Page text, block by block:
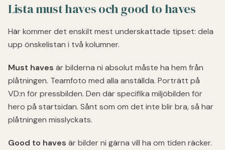
Lista must haves och good to haves
Här kommer det enskilt mest underskattade tipset: dela
upp önskelistan i två kolumner.
Must haves är bilderna ni absolut måste ha hem från
plåtningen. Teamfoto med alla anställda. Porträtt på
VD:n för pressbilden. Den där specifika miljöbilden för
hero på startsidan. Sånt som om det inte blir bra, så har
plåtningen misslyckats.
Good to haves är bilder ni gärna vill ha om tiden räcker.